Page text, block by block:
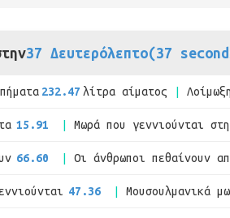
37 Δευτερόλεπτο(37
232.47 λίτρα αίματος
15.91 Μωρά που γεννιούνται
66.60 Οι άνθρωποι πεθαίνουν
47.36 Μουσουλμανικά